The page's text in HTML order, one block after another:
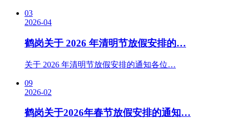
03
2026-04
鹤岗关于 2026 年清明节放假安排的…
关于 2026 年清明节放假安排的通知各位…
09
2026-02
鹤岗关于2026年春节放假安排的通知…